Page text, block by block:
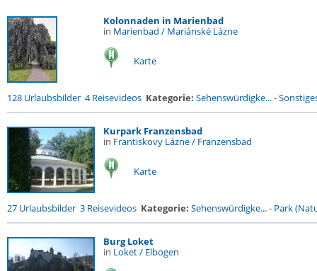
Kolonnaden in Marienbad
in Marienbad / Mariánské Lázne
Karte
128 Urlaubsbilder 4 Reisevideos Kategorie: Sehenswürdigke...-
Kurpark Franzensbad
in Frantiskovy Lázne / Franzensbad
Karte
27 Urlaubsbilder 3 Reisevideos Kategorie: Sehenswürdigke...- Park
Burg Loket
in Loket / Elbogen